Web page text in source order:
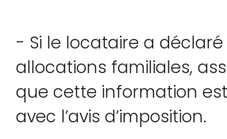
- Si le locataire a
allocations familiales,
que cette information
avec l’avis d’imposition.